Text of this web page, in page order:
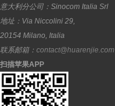
意大利分公司： Sinocom Italia Srl
地址： Via Niccolini 29,
20154 Milano, Italia
联系邮箱： contact@huarenjie.com
扫描苹果APP